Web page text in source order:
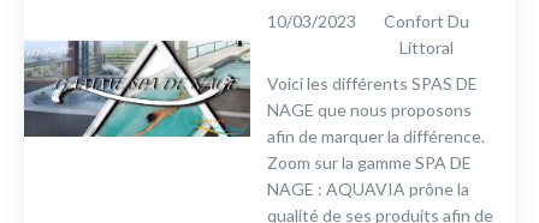
10/03/2023
Confort Du
Littoral
Voici les différents SPAS DE
NAGE que nous proposons
afin de marquer la différence.
Zoom sur la gamme SPA DE
NAGE : AQUAVIA prône la
qualité de ses produits afin de